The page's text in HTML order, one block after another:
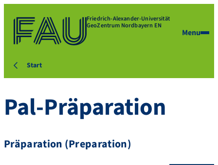
Friedrich-Alexander-Universität
GeoZentrum Nordbayern EN
Menu
Start
Pal-Präparation
Präparation (Preparation)